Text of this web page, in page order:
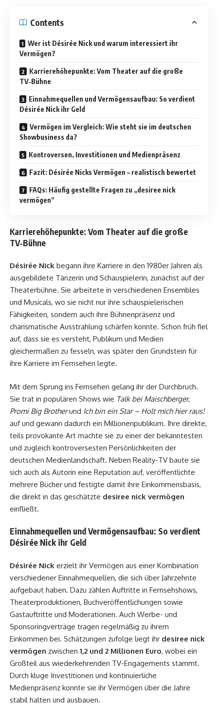
Contents
Wer ist Désirée Nick und warum interessiert ihr
Vermögen?
Karrierehöhepunkte: Vom Theater auf die große
TV‑Bühne
Einnahmequellen und Vermögensaufbau: So verdient
Désirée Nick ihr Geld
Vermögen im Vergleich: Wie steht sie im deutschen
Showbusiness da?
Kontroversen, Investitionen und Medienpräsenz
Fazit: Désirée Nicks Vermögen – realistisch bewertet
FAQs: Häufig gestellte Fragen zu „desiree nick
vermögen“
Karrierehöhepunkte: Vom Theater auf die große
TV‑Bühne
Désirée Nick begann ihre Karriere in den 1980er Jahren als
ausgebildete Tänzerin und Schauspielerin, zunächst auf der
Theaterbühne. Sie arbeitete in verschiedenen Ensembles
und Musicals, wo sie nicht nur ihre schauspielerischen
Fähigkeiten, sondern auch ihre Bühnenpräsenz und
charismatische Ausstrahlung schärfen konnte. Schon früh fiel
auf, dass sie es versteht, Publikum und Medien
gleichermaßen zu fesseln, was später den Grundstein für
ihre Karriere im Fernsehen legte.
Mit dem Sprung ins Fernsehen gelang ihr der Durchbruch.
Sie trat in populären Shows wie Talk bei Maischberger,
Promi Big Brotherund Ich bin ein Star – Holt mich hier raus!
auf und gewann dadurch ein Millionenpublikum. Ihre direkte,
teils provokante Art machte sie zu einer der bekanntesten
und zugleich kontroversesten Persönlichkeiten der
deutschen Medienlandschaft. Neben Reality-TV baute sie
sich auch als Autorin eine Reputation auf, veröffentlichte
mehrere Bücher und festigte damit ihre Einkommensbasis,
die direkt in das geschätzte desiree nick vermögen
einfließt.
Einnahmequellen und Vermögensaufbau: So verdient
Désirée Nick ihr Geld
Désirée Nick erzielt ihr Vermögen aus einer Kombination
verschiedener Einnahmequellen, die sich über Jahrzehnte
aufgebaut haben. Dazu zählen Auftritte in Fernsehshows,
Theaterproduktionen, Buchveröffentlichungen sowie
Gastauftritte und Moderationen. Auch Werbe- und
Sponsoringverträge tragen regelmäßig zu ihrem
Einkommen bei. Schätzungen zufolge liegt ihr desiree nick
vermögen zwischen 1,2 und 2 Millionen Euro, wobei ein
Großteil aus wiederkehrenden TV-Engagements stammt.
Durch kluge Investitionen und kontinuierliche
Medienpräsenz konnte sie ihr Vermögen über die Jahre
stabil halten und ausbauen.